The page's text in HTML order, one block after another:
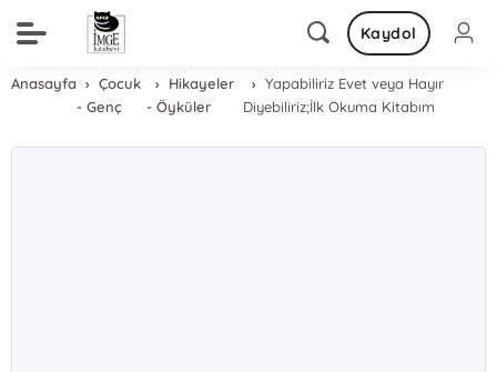
Kaydol
Anasayfa
Çocuk
- Genç
Hikayeler
- Öyküler
Yapabiliriz Evet veya Hayır
Diyebiliriz;İlk Okuma Kitabım